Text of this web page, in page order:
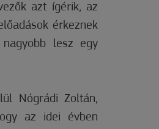
azt ígérik, az
érkeznek
lesz egy
Nógrádi Zoltán,
az idei évben